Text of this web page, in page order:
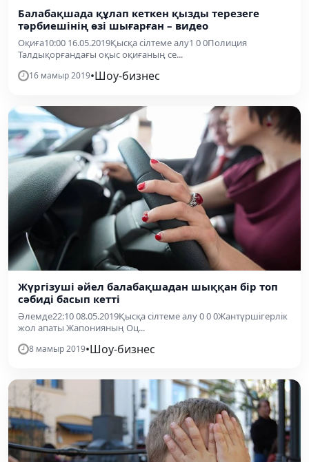
Балабақшада құлап кеткен қызды терезеге
тәрбиешінің өзі шығарған – видео
Оқиға10:00 16.05.2019Қысқа сілтеме алу1 0 0Полиция
Талдықорғандағы оқыс оқиғаның се...
16 мамыр 2019•Шоу-бизнес
Жүргізуші әйел балабақшадан шыққан бір топ
сәбиді басып кетті
Әлемде22:10 08.05.2019Қысқа сілтеме алу 0 0 0Жантүршігерлік
жол апаты Жапонияның Оц...
8 мамыр 2019•Шоу-бизнес